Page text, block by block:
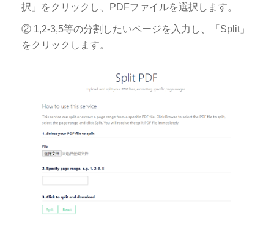
択」をクリックし、PDFファイルを選択します。
② 1,2-3,5等の分割したいページを入力し、「Split」
をクリックします。